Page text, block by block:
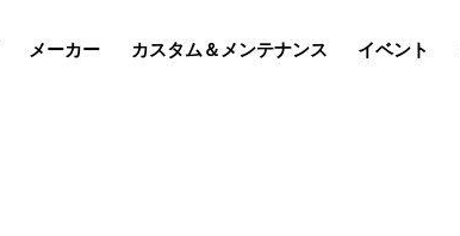
メーカー カスタム＆メンテナンス イベント